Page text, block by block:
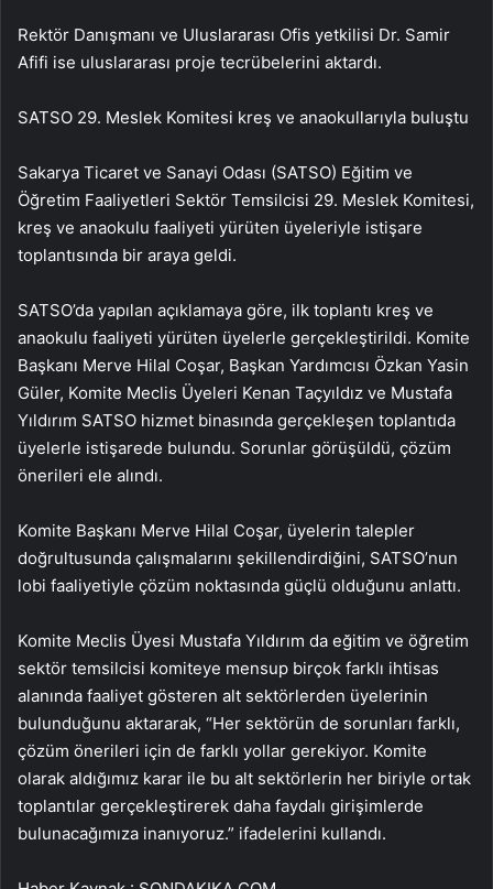
Rektör Danışmanı ve Uluslararası Ofis yetkilisi Dr. Samir
Afifi ise uluslararası proje tecrübelerini aktardı.
SATSO 29. Meslek Komitesi kreş ve anaokullarıyla buluştu
Sakarya Ticaret ve Sanayi Odası (SATSO) Eğitim ve
Öğretim Faaliyetleri Sektör Temsilcisi 29. Meslek Komitesi,
kreş ve anaokulu faaliyeti yürüten üyeleriyle istişare
toplantısında bir araya geldi.
SATSO’da yapılan açıklamaya göre, ilk toplantı kreş ve
anaokulu faaliyeti yürüten üyelerle gerçekleştirildi. Komite
Başkanı Merve Hilal Coşar, Başkan Yardımcısı Özkan Yasin
Güler, Komite Meclis Üyeleri Kenan Taçyıldız ve Mustafa
Yıldırım SATSO hizmet binasında gerçekleşen toplantıda
üyelerle istişarede bulundu. Sorunlar görüşüldü, çözüm
önerileri ele alındı.
Komite Başkanı Merve Hilal Coşar, üyelerin talepler
doğrultusunda çalışmalarını şekillendirdiğini, SATSO’nun
lobi faaliyetiyle çözüm noktasında güçlü olduğunu anlattı.
Komite Meclis Üyesi Mustafa Yıldırım da eğitim ve öğretim
sektör temsilcisi komiteye mensup birçok farklı ihtisas
alanında faaliyet gösteren alt sektörlerden üyelerinin
bulunduğunu aktararak, “Her sektörün de sorunları farklı,
çözüm önerileri için de farklı yollar gerekiyor. Komite
olarak aldığımız karar ile bu alt sektörlerin her biriyle ortak
toplantılar gerçekleştirerek daha faydalı girişimlerde
bulunacağımıza inanıyoruz.” ifadelerini kullandı.